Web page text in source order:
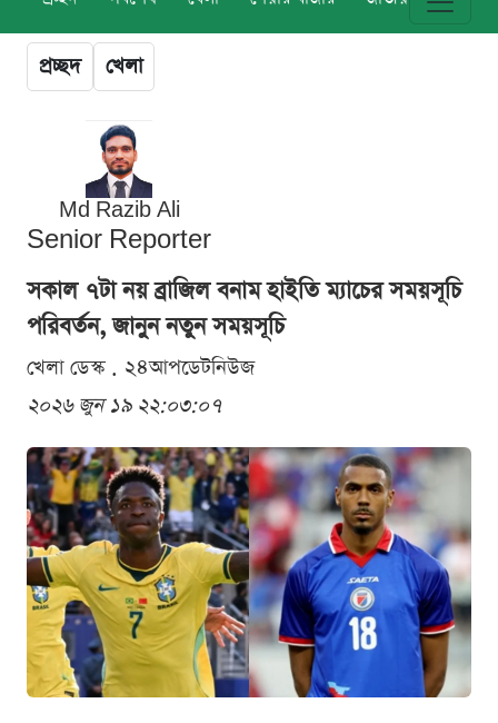
প্রচ্ছদ খেলা
Md Razib Ali
Senior Reporter
সকাল ৭টা নয় ব্রাজিল বনাম হাইতি ম্যাচের সময়সূচি
পরিবর্তন, জানুন নতুন সময়সূচি
খেলা ডেস্ক . ২৪আপডেটনিউজ
২০২৬ জুন ১৯ ২২:০৩:০৭